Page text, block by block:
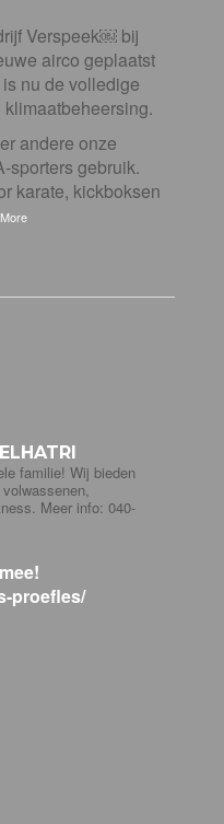
Verspeek⁠￼ bij
airco geplaatst
nu de volledige
andere onze
sporters gebruik.
karate, kickboksen
familie! Wij bieden
Meer info: 040-